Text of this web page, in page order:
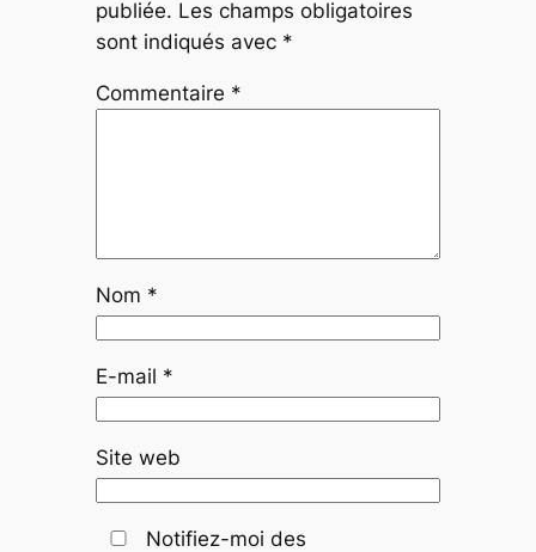
publiée. Les champs obligatoires
sont indiqués avec *
Commentaire *
Nom *
E-mail *
Site web
Notifiez-moi des